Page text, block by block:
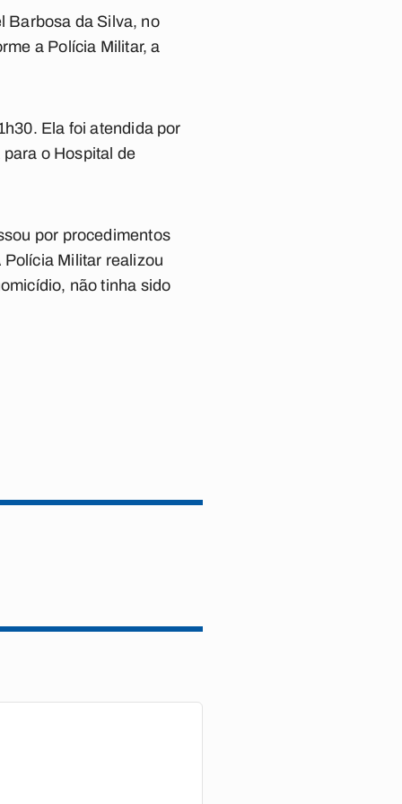
Barbosa da Silva, no
a Polícia Militar, a
Ela foi atendida por
o Hospital de
por procedimentos
Militar realizou
não tinha sido